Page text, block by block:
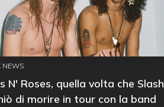
NEWS
N' Roses, quella volta che Slash
di morire in tour con la band